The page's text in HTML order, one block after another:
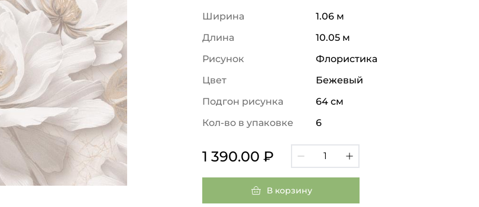
Ширина
1.06 м
Длина
10.05 м
Рисунок
Флористика
Цвет
Бежевый
Подгон рисунка
64 см
Кол-во в упаковке
6
1 390.00 ₽
В корзину